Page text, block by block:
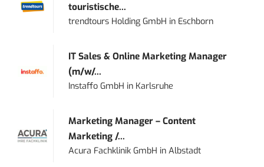
touristische...
trendtours Holding GmbH in Eschborn
IT Sales & Online Marketing Manager
(m/w/...
Instaffo GmbH in Karlsruhe
Marketing Manager – Content
Marketing /...
Acura Fachklinik GmbH inAlbstadt